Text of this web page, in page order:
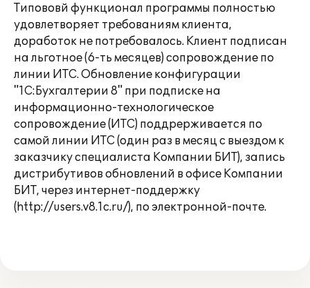
Типововй функционал программы полностью
удовлетворяет требованиям клиента,
доработок не потребовалось. Клиент подписан
на льготное (6-ть месяцев) сопровождение по
линии ИТС. Обновление конфигурации
"1С:Бухгалтерии 8" при подписке на
информационно-технологическое
сопровождение (ИТС) поддрерживается по
самой линии ИТС (один раз в месяц с выездом к
заказчику специалиста Компании БИТ), запись
дистрибутивов обновлений в офисе Компании
БИТ, через интернет-поддержку
(http://users.v8.1c.ru/), по электронной-почте.